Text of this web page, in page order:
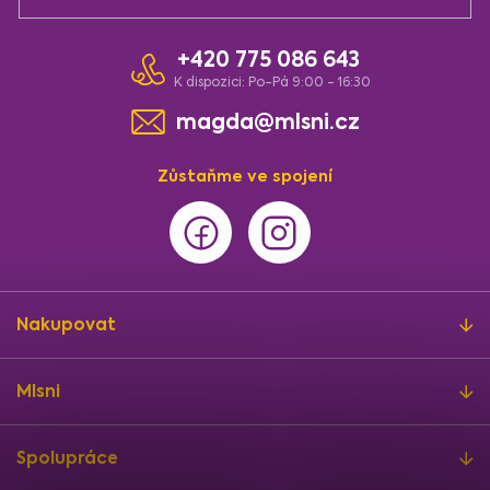
p
s
u
Zůstaňme ve spojení
+420 775 086 643
K dispozici: Po-Pá 9:00 - 16:30
magda@mlsni.cz
Nakupovat
Mlsni
Spolupráce